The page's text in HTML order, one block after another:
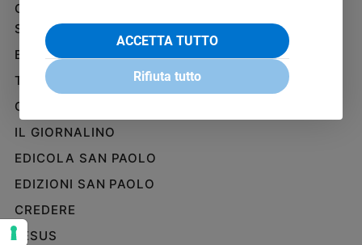
della
settimana
Migranti
Diversità
inclusione
Costume
Cultura
e
spettacoli
Sanremo
2026
GRUPPO EDITORIALE
SAN PAOLO
BENESSERE
TELENOVA
GAZZETTA D'ALBA
IL GIORNALINO
EDICOLA SAN PAOLO
EDIZIONI SAN PAOLO
CREDERE
JESUS
INFORMATIVA
WHISTLEBLOWING
SOCIAL
ACCETTA TUTTO
Rifiuta tutto